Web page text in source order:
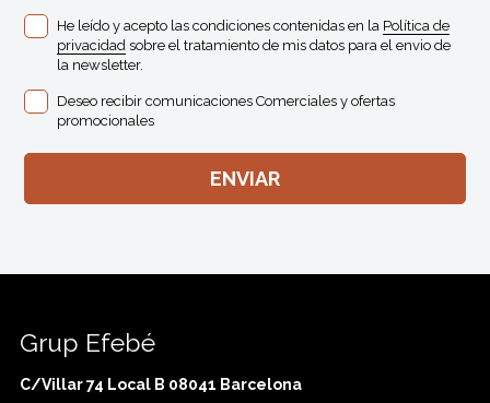
He leído y acepto las condiciones contenidas en la Política de
privacidad sobre el tratamiento de mis datos para el envio de
la newsletter.
Deseo recibir comunicaciones Comerciales y ofertas
promocionales
Grup Efebé
C/Villar 74 Local B 08041 Barcelona